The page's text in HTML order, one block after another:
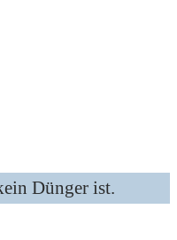
Dünger ist.